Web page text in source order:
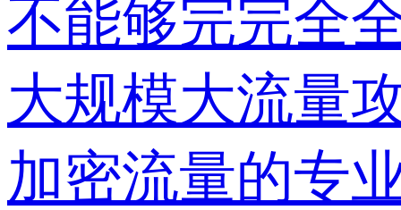
不能够完完全
大规模大流量
加密流量的专